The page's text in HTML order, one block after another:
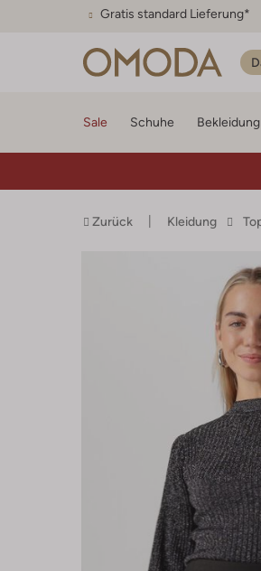
Gratis standard Lieferung*
Sale Schuhe Bekleidung
Zurück Kleidung